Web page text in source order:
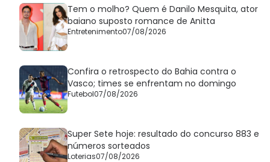
Tem o molho? Quem é Danilo Mesquita, ator
baiano suposto romance de Anitta
Entretenimento07/08/2026
Confira o retrospecto do Bahia contra o
Vasco; times se enfrentam no domingo
Futebol07/08/2026
Super Sete hoje: resultado do concurso 883 e
números sorteados
Loterias07/08/2026